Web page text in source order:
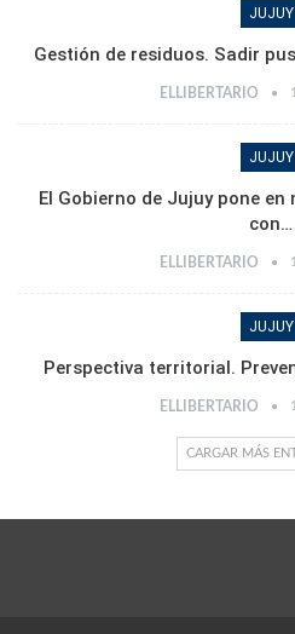
JUJUY
Gestión de residuos. Sadir
ELLIBERTARIO
JUJUY
El Gobierno de Jujuy pone
con…
ELLIBERTARIO
JUJUY
Perspectiva territorial.
ELLIBERTARIO
CARGAR MÁS